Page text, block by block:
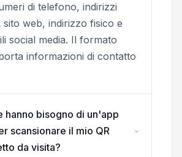
di telefono, indirizzi
sito web, indirizzo fisico e
social media. Il formato
informazioni di contatto
hanno bisogno di un'app
scansionare il mio QR
da visita?